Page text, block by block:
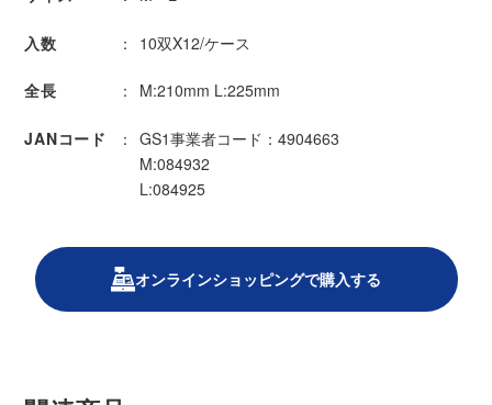
入数 10双X12/ケース
全長 M:210mm L:225mm
JANコード
GS1事業者コード：4904663
M:084932
L:084925
オンラインショッピングで購入する